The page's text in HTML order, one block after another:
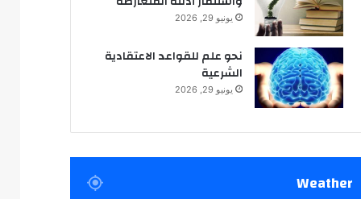
يونيو 29, 2026
نحو علم للقواعد الاعتقادية
الشرعية
يونيو 29, 2026
Weather